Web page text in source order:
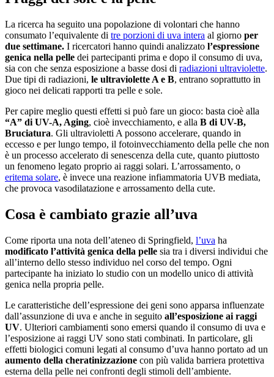
La ricerca ha seguito una popolazione di volontari che hanno
consumato l’equivalente di tre porzioni di uva intera al giorno per
due settimane. I ricercatori hanno quindi analizzato l’espressione
genica nella pelle dei partecipanti prima e dopo il consumo di uva,
sia con che senza esposizione a basse dosi di radiazioni ultraviolette.
Due tipi di radiazioni, le ultraviolette A e B, entrano soprattutto in
gioco nei delicati rapporti tra pelle e sole.
Per capire meglio questi effetti si può fare un gioco: basta cioè alla
“A” di UV-A, Aging, cioè invecchiamento, e alla B di UV-B,
Bruciatura. Gli ultravioletti A possono accelerare, quando in
eccesso e per lungo tempo, il fotoinvecchiamento della pelle che non
è un processo accelerato di senescenza della cute, quanto piuttosto
un fenomeno legato proprio ai raggi solari. L’arrossamento, o
eritema solare, è invece una reazione infiammatoria UVB mediata,
che provoca vasodilatazione e arrossamento della cute.
Cosa è cambiato grazie all’uva
Come riporta una nota dell’ateneo di Springfield, l’uva ha
modificato l’attività genica della pelle sia tra i diversi individui che
all’interno dello stesso individuo nel corso del tempo. Ogni
partecipante ha iniziato lo studio con un modello unico di attività
genica nella propria pelle.
Le caratteristiche dell’espressione dei geni sono apparsa influenzate
dall’assunzione di uva e anche in seguito all’esposizione ai raggi
UV. Ulteriori cambiamenti sono emersi quando il consumo di uva e
l’esposizione ai raggi UV sono stati combinati. In particolare, gli
effetti biologici comuni legati al consumo d’uva hanno portato ad un
aumento della cheratinizzazione con più valida barriera protettiva
esterna della pelle nei confronti degli stimoli dell’ambiente.